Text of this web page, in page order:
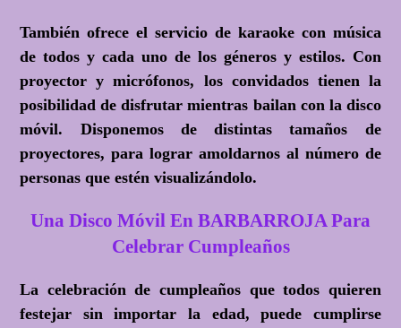
También ofrece el servicio de karaoke con música
de todos y cada uno de los géneros y estilos. Con
proyector y micrófonos, los convidados tienen la
posibilidad de disfrutar mientras bailan con la disco
móvil. Disponemos de distintas tamaños de
proyectores, para lograr amoldarnos al número de
personas que estén visualizándolo.
Una Disco Móvil En BARBARROJA Para
Celebrar Cumpleaños
La celebración de cumpleaños que todos quieren
festejar sin importar la edad, puede cumplirse